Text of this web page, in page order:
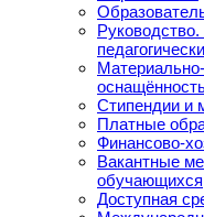
Руководство.
Стипендии и
Платные
Финансово-
Вакантные
обучающихся
Доступная